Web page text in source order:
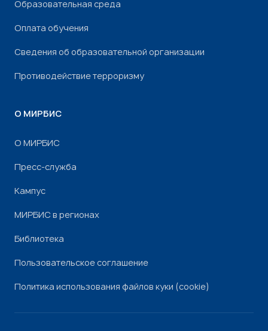
Образовательная среда
Оплата обучения
Сведения об образовательной организации
Противодействие терроризму
О МИРБИС
О МИРБИС
Пресс-служба
Кампус
МИРБИС в регионах
Библиотека
Пользовательское соглашение
Политика использования файлов куки (cookie)